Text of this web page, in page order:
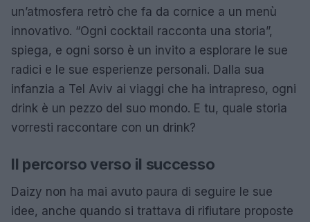
un’atmosfera retrò che fa da cornice a un menù
innovativo. “Ogni cocktail racconta una storia”,
spiega, e ogni sorso è un invito a esplorare le sue
radici e le sue esperienze personali. Dalla sua
infanzia a Tel Aviv ai viaggi che ha intrapreso, ogni
drink è un pezzo del suo mondo. E tu, quale storia
vorresti raccontare con un drink?
Il percorso verso il successo
Daizy non ha mai avuto paura di seguire le sue
idee, anche quando si trattava di rifiutare proposte